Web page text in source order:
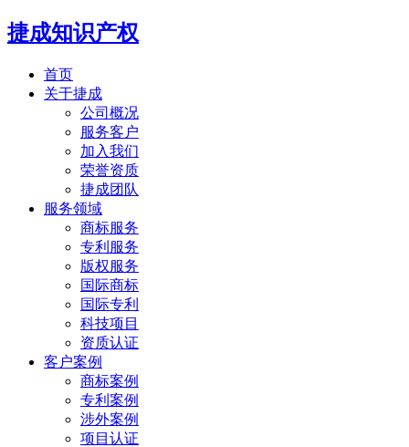
捷成知识产权
首页
关于捷成
公司概况
服务客户
加入我们
荣誉资质
捷成团队
服务领域
商标服务
专利服务
版权服务
国际商标
国际专利
科技项目
资质认证
客户案例
商标案例
专利案例
涉外案例
项目认证